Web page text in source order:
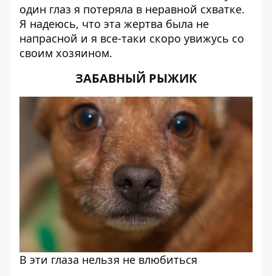
один глаз я потеряла в неравной схватке.
Я надеюсь, что эта жертва была не
напрасной и я все-таки скоро увижусь со
своим хозяином.
ЗАБАВНЫЙ РЫЖИК
В эти глаза нельзя не влюбиться